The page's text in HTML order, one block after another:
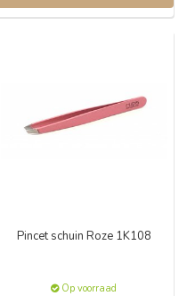
Pincet schuin Roze 1K108
Op voorraad